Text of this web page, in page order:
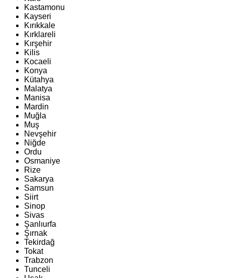
Kastamonu
Kayseri
Kırıkkale
Kırklareli
Kırşehir
Kilis
Kocaeli
Konya
Kütahya
Malatya
Manisa
Mardin
Muğla
Muş
Nevşehir
Niğde
Ordu
Osmaniye
Rize
Sakarya
Samsun
Siirt
Sinop
Sivas
Şanlıurfa
Şırnak
Tekirdağ
Tokat
Trabzon
Tunceli